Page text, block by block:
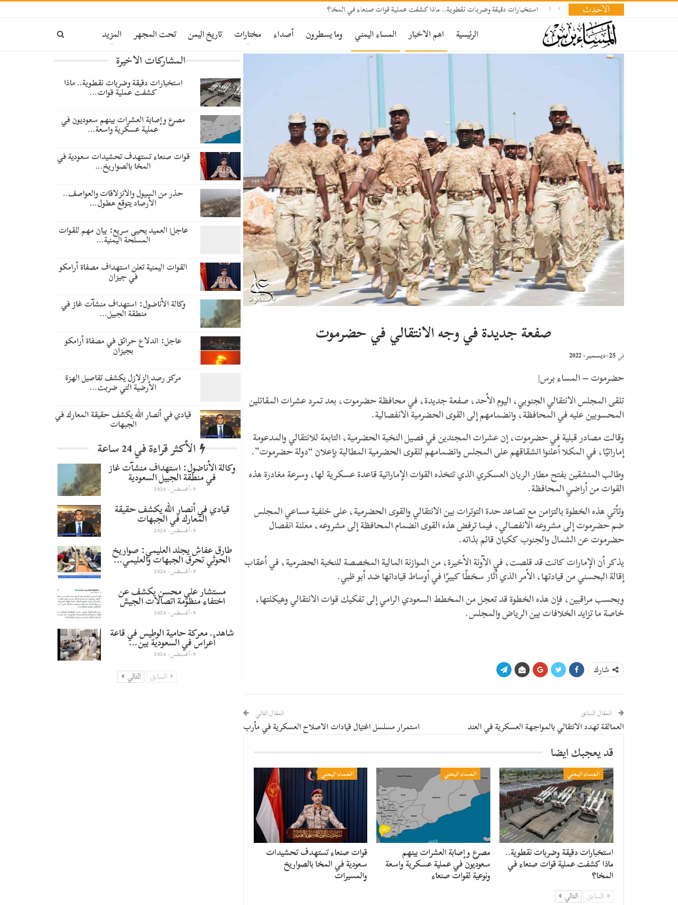
الأحدث استخبارات دقيقة وضربات نقطوية.. ماذا كشفت عملية قوات صنعاء في المخا؟
الرئيسية اهم الاخبار المساء اليمني وما يسطرون أصداء مختارات تاريخ اليمن تحت المجهر المزيد
صفعة جديدة في وجه الانتقالي في حضرموت
في 25-ديسمبر- 2022
حضرموت – المساء برس|
تلقى المجلس الانتقالي الجنوبي، اليوم الأحد، صفعة جديدة، في محافظة حضرموت، بعد تمرد عشرات المقاتلين
المحسوبين عليه في المحافظة، وانضمامهم إلى القوى الحضرمية الانفصالية.
وقالت مصادر قبلية في حضرموت، إن عشرات المجندين في فصيل النخبة الحضرمية، التابعة للانتقالي والمدعومة
إماراتيًا، في المكلا أعلنوا انشقاقهم على المجلس وانضمامهم للقوى الحضرمية المطالبة بإعلان “دولة حضرموت”.
وطالب المنشقين بفتح مطار الريان العسكري الذي تتخذه القوات الإماراتية قاعدة عسكرية لها، وسرعة مغادرة هذه
القوات من أراضي المحافظة.
وتأتي هذه الخطوة بالتزامن مع تصاعد حدة التوترات بين الانتقالي والقوى الحضرمية، على خلفية مساعي المجلس
ضم حضرموت إلى مشروعه الانفصالي، فيما ترفض هذه القوى انضمام المحافظة إلى مشروعه، معلنة انفصال
حضرموت عن الشمال والجنوب ككيان قائم بذاته.
يذكر أن الإمارات كانت قد قلصت، في الآونة الأخيرة، من الموازنة المالية المخصصة للنخبة الحضرمية، في أعقاب
إقالة البحسني من قيادتها، الأمر الذي أثار سخطًا كبيرًا في أوساط قياداتها ضد أبو ظبي.
وبحسب مراقبين، فإن هذه الخطوة قد تعجل من المخطط السعودي الرامي إلى تفكيك قوات الانتقالي وهيكلتها،
خاصة ما تزايد الخلافات بين الرياض والمجلس.
شارك
المقال السابق
العمالقة تهدد الانتقالي بالمواجهة العسكرية في العند
المقال التالي
استمرار مسلسل اغتيال قيادات الاصلاح العسكرية في مأرب
قد يعجبك ايضا
المساء اليمني
استخبارات دقيقة وضربات نقطوية..
ماذا كشفت عملية قوات صنعاء في
المخا؟
المساء اليمني
مصرع وإصابة العشرات بينهم
سعوديون في عملية عسكرية واسعة
ونوعية لقوات صنعاء
المساء اليمني
قوات صنعاء تستهدف تحشيدات
سعودية في المخا بالصواريخ
والمسيرات
السابق التالي
المشاركات الاخيرة
استخبارات دقيقة وضربات نقطوية.. ماذا
كشفت عملية قوات…
مصرع وإصابة العشرات بينهم سعوديون في
عملية عسكرية واسعة…
قوات صنعاء تستهدف تحشيدات سعودية في
المخا بالصواريخ…
حذر من السيول والانزلاقات والعواصف..
الأرصاد يتوقع هطول…
عاجل| العميد يحيى سريع: بيان مهم للقوات
المسلحة اليمنية…
القوات اليمنية تعلن استهداف مصفاة أرامكو
في جيزان
وكالة الأناضول: استهداف منشآت غاز في
منطقة الجبيل…
عاجل: اندلاع حرائق في مصفاة أرامكو
بجيزان
مركز رصد الزلازل يكشف تفاصيل الهزة
الأرضية التي ضربت…
قيادي في أنصار الله يكشف حقيقة المعارك في
الجبهات
الأكثر قراءة في 24 ساعة
وكالة الأناضول: استهداف منشآت غاز
في منطقة الجبيل السعودية
9-أغسطس- 2026
قيادي في أنصار الله يكشف حقيقة
المعارك في الجبهات
9-أغسطس- 2026
طارق عفاش يجلد العليمي: صواريخ
الحوثي تحرق الجبهات والعليمي…
9-أغسطس- 2026
مستشار علي محسن يكشف عن
اختفاء منظومة اتصالات الجيش
9-أغسطس- 2026
شاهد.. معركة حامية الوطيس في قاعة
أعراس في السعودية بين…
9-أغسطس- 2026
السابق التالي